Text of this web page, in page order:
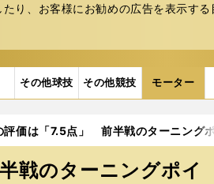
り、お客様にお勧めの広告を表⽰す
その他球技 その他競技 モーター
評価は「7.5点」 前半戦のターニング
戦のターニングポイ